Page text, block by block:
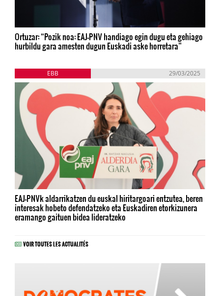
Ortuzar: “Pozik noa: EAJ-PNV handiago egin dugu eta gehiago
hurbildu gara amesten dugun Euskadi aske horretara”
EBB 29/03/2025
EAJ-PNVk aldarrikatzen du euskal hiritargoari entzutea, beren
interesak hobeto defendatzeko eta Euskadiren etorkizunera
eramango gaituen bidea lideratzeko
VOIR TOUTES LES ACTUALITÉS